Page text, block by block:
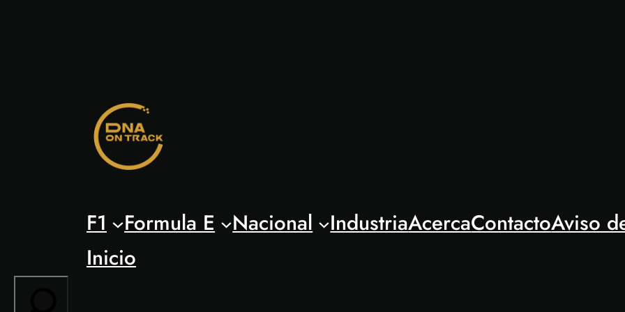
F1 Formula E Nacional IndustriaAcercaContactoAviso
Inicio